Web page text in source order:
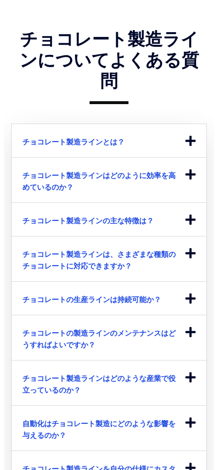
チョコレート製造ライ
ンについてよくある質
問
チョコレート製造ラインとは？
チョコレート製造ラインはどのように効率を高
めているのか？
チョコレート製造ラインの主な特徴は？
チョコレート製造ラインは、さまざまな種類の
チョコレートに対応できますか？
チョコレートの生産ラインは持続可能か？
チョコレートの製造ラインのメンテナンスはど
うすればよいですか？
チョコレート製造ラインはどのような産業で役
立っているのか？
自動化はチョコレート製造にどのような影響を
与えるのか？